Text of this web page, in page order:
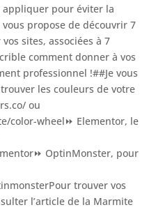
pour éviter la
propose de découvrir 7
sites, associées à 7
comment donner à vos
professionnel !##Je vous
les couleurs de votre
ou
color-wheel⏩ Elementor, le
OptinMonster, pour
trouver vos
l’article de la Marmite